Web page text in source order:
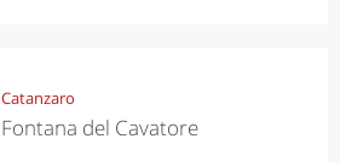
Catanzaro
Fontana del Cavatore